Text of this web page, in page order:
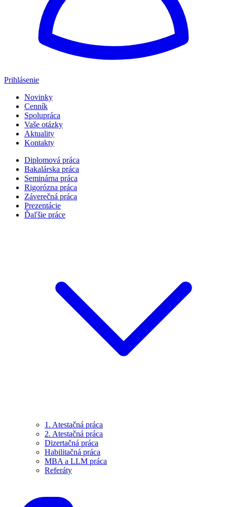
Prihlásenie
Novinky
Cenník
Spolupráca
Vaše otázky
Aktuality
Kontakty
Diplomová práca
Bakalárska práca
Seminárna práca
Rigorózna práca
Záverečná práca
Prezentácie
Ďaľšie práce
1. Atestačná práca
2. Atestačná práca
Dizertačná práca
Habilitačná práca
MBA a LLM práca
Referáty